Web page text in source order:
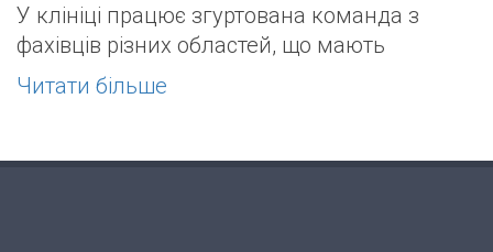
У клініці працює згуртована команда з
фахівців різних областей, що мають
Читати більше